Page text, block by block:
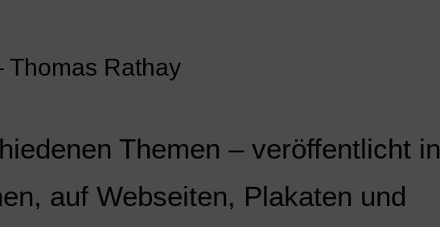
Thomas Rathay
Themen – veröffentlicht in
auf Webseiten, Plakaten und